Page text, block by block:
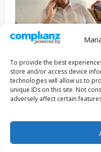
To provide the best
store and/or access device
technologies will allow us to
unique IDs on this site. Not
adversely affect certain
Entrevista Series
ENCUENTROS CON
RIVEROLL
Filmakersmovie 5
Copyright © Todos